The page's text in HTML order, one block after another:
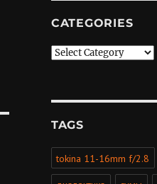
CATEGORIES
Categories
TAGS
tokina 11-16mm f/2.8